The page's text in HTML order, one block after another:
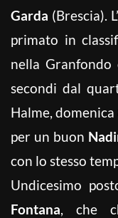
Garda (Brescia).
primato in
nella Granfondo
secondi dal
Halme,
per un buon
con lo stesso
Undicesimo
Fontana, che